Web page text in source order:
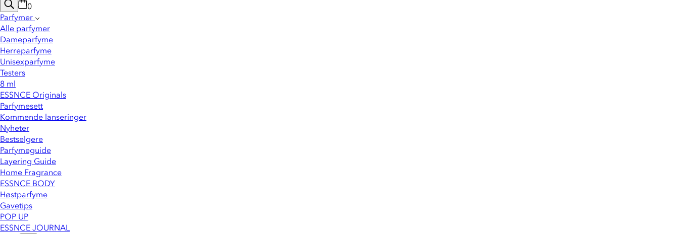
0
Parfymer
Alle parfymer
Dameparfyme
Herreparfyme
Unisexparfyme
Testers
8 ml
ESSNCE Originals
Parfymesett
Kommende lanseringer
Nyheter
Bestselgere
Parfymeguide
Layering Guide
Home Fragrance
ESSNCE BODY
Høstparfyme
Gavetips
POP UP
ESSNCE JOURNAL